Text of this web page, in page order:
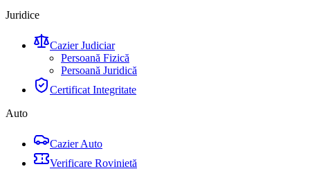
Juridice
Cazier Judiciar
Persoană Fizică
Persoană Juridică
Certificat Integritate
Auto
Cazier Auto
Verificare Rovinietă